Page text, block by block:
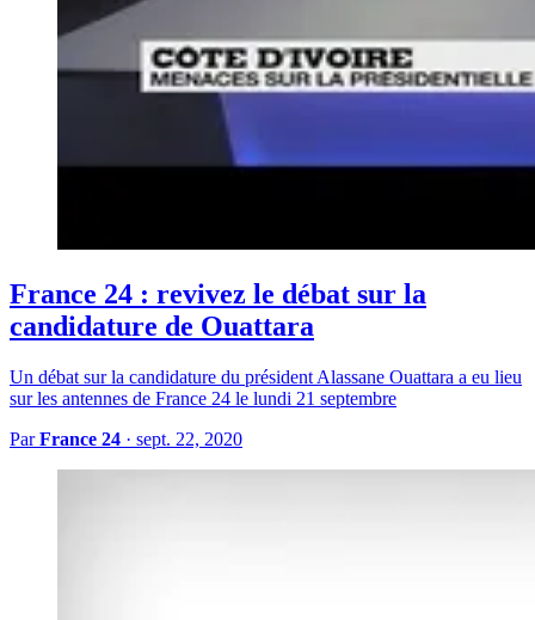
France 24 : revivez le débat sur la
candidature de Ouattara
Un débat sur la candidature du président Alassane Ouattara a eu lieu
sur les antennes de France 24 le lundi 21 septembre
ParFrance 24 · sept. 22, 2020